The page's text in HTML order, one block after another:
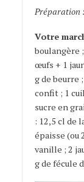
Préparation
Votre
boulangère ;
œufs + 1
g de beurre
confit ; 1
sucre en
: 12,5 cl de
épaisse (ou
vanille ; 2
g de fécule